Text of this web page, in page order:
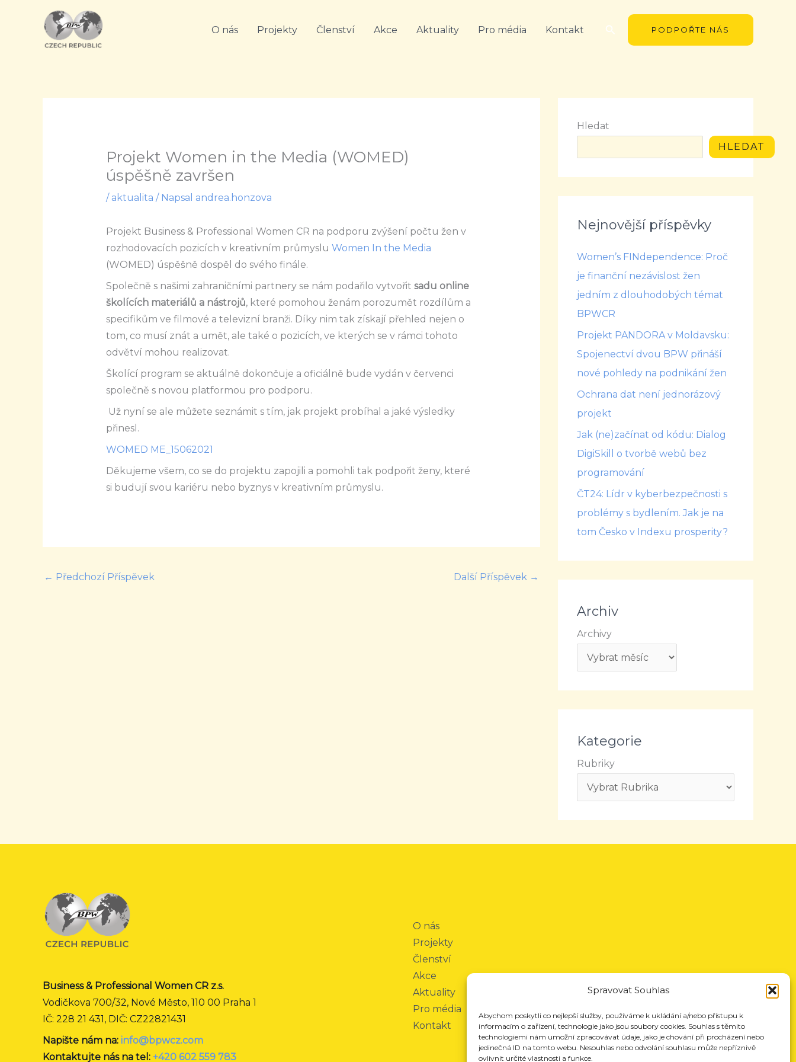
Spravovat Souhlas
Abychom poskytli co nejlepší služby, používáme k ukládání a/nebo přístupu k
informacím o zařízení, technologie jako jsou soubory cookies. Souhlas s těmito
technologiemi nám umožní zpracovávat údaje, jako je chování při procházení nebo
jedinečná ID na tomto webu. Nesouhlas nebo odvolání souhlasu může nepříznivě
ovlivnit určité vlastnosti a funkce.
O nás Projekty Členství Akce Aktuality Pro média Kontakt Hledat PODPOŘTE NÁS
Projekt Women in the Media (WOMED)
úspěšně završen
/ aktualita / Napsal andrea.honzova
Projekt Business & Professional Women CR na podporu zvýšení počtu žen v
rozhodovacích pozicích v kreativním průmyslu Women In the Media
(WOMED) úspěšně dospěl do svého finále.
Společně s našimi zahraničními partnery se nám podařilo vytvořit sadu online
školících materiálů a nástrojů, které pomohou ženám porozumět rozdílům a
specifikům ve filmové a televizní branži. Díky nim tak získají přehled nejen o
tom, co musí znát a umět, ale také o pozicích, ve kterých se v rámci tohoto
odvětví mohou realizovat.
Školící program se aktuálně dokončuje a oficiálně bude vydán v červenci
společně s novou platformou pro podporu.
Už nyní se ale můžete seznámit s tím, jak projekt probíhal a jaké výsledky
přinesl.
WOMED ME_15062021
Děkujeme všem, co se do projektu zapojili a pomohli tak podpořit ženy, které
si budují svou kariéru nebo byznys v kreativním průmyslu.
← Předchozí Příspěvek Další Příspěvek →
Hledat
HLEDAT
Nejnovější příspěvky
Women’s FINdependence: Proč
je finanční nezávislost žen
jedním z dlouhodobých témat
BPWCR
Projekt PANDORA v Moldavsku:
Spojenectví dvou BPW přináší
nové pohledy na podnikání žen
Ochrana dat není jednorázový
projekt
Jak (ne)začínat od kódu: Dialog
DigiSkill o tvorbě webů bez
programování
ČT24: Lídr v kyberbezpečnosti s
problémy s bydlením. Jak je na
tom Česko v Indexu prosperity?
Archiv
Archivy
Kategorie
Rubriky
Business & Professional Women CR z.s.
Vodičkova 700/32, Nové Město, 110 00 Praha 1
IČ: 228 21 431, DIČ: CZ22821431
Napište nám na: info@bpwcz.com
Kontaktujte nás na tel: +420 602 559 783
O nás
Projekty
Členství
Akce
Aktuality
Pro média
Kontakt